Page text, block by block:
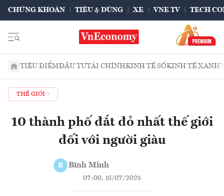
CHỨNG KHOÁN TIÊU & DÙNG XE VNE TV TECH
TIÊU ĐIỂMĐẦU TƯTÀI CHÍNHKINH TẾ SỐKINH TẾ XANH
THẾ GIỚI
10 thành phố đắt đỏ nhất thế giới
đối với người giàu
B Bình Minh
07:00, 18/07/2025